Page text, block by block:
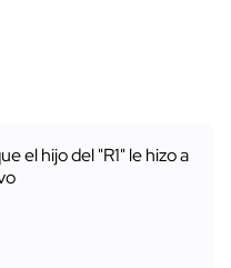
el hijo del "R1" le hizo a